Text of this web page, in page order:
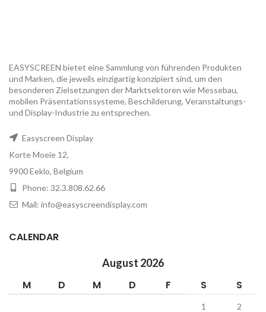
EASYSCREEN bietet eine Sammlung von führenden Produkten
und Marken, die jeweils einzigartig konzipiert sind, um den
besonderen Zielsetzungen der Marktsektoren wie Messebau,
mobilen Präsentationssysteme, Beschilderung, Veranstaltungs-
und Display-Industrie zu entsprechen.
Easyscreen Display
Korte Moeie 12,
9900 Eeklo, Belgium
Phone: 32.3.808.62.66
Mail: info@easyscreendisplay.com
CALENDAR
August 2026
M D M D F S S
1 2